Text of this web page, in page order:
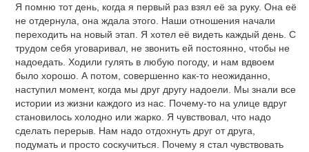
Я помню тот день, когда я первый раз взял её за руку. Она её
не отдернула, она ждала этого. Наши отношения начали
переходить на новый этап. Я хотел её видеть каждый день. С
трудом себя уговаривал, не звонить ей постоянно, чтобы не
надоедать. Ходили гулять в любую погоду, и нам вдвоем
было хорошо. А потом, совершенно как-то неожиданно,
наступил момент, когда мы друг другу надоели. Мы знали все
истории из жизни каждого из нас. Почему-то на улице вдруг
становилось холодно или жарко. Я чувствовал, что надо
сделать перерыв. Нам надо отдохнуть друг от друга,
подумать и просто соскучиться. Почему я стал чувствовать